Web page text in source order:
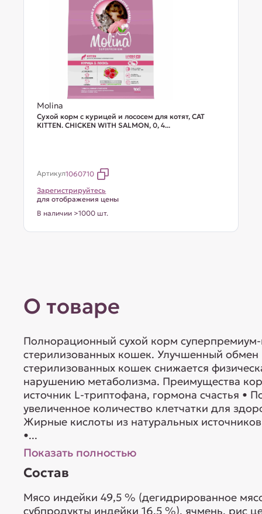
Molina
Сухой корм с курицей и лососем для котят, CAT
KITTEN. CHICKEN WITH SALMON, 0, 4...
Артикул1060710
Зарегистрируйтесь
для отображения цены
В наличии >1000 шт.
О товаре
Полнорационный сухой корм
стерилизованных кошек. Улучшенный
стерилизованных кошек снижается
нарушению метаболизма. Преимущества
источник L-триптофана, гормона счастья •
увеличенное количество клетчатки для
Жирные кислоты из натуральных
•...
Показать полностью
Состав
Мясо индейки 49,5 % (дегидрированное
субпродукты индейки 16,5 %), ячмень, рис